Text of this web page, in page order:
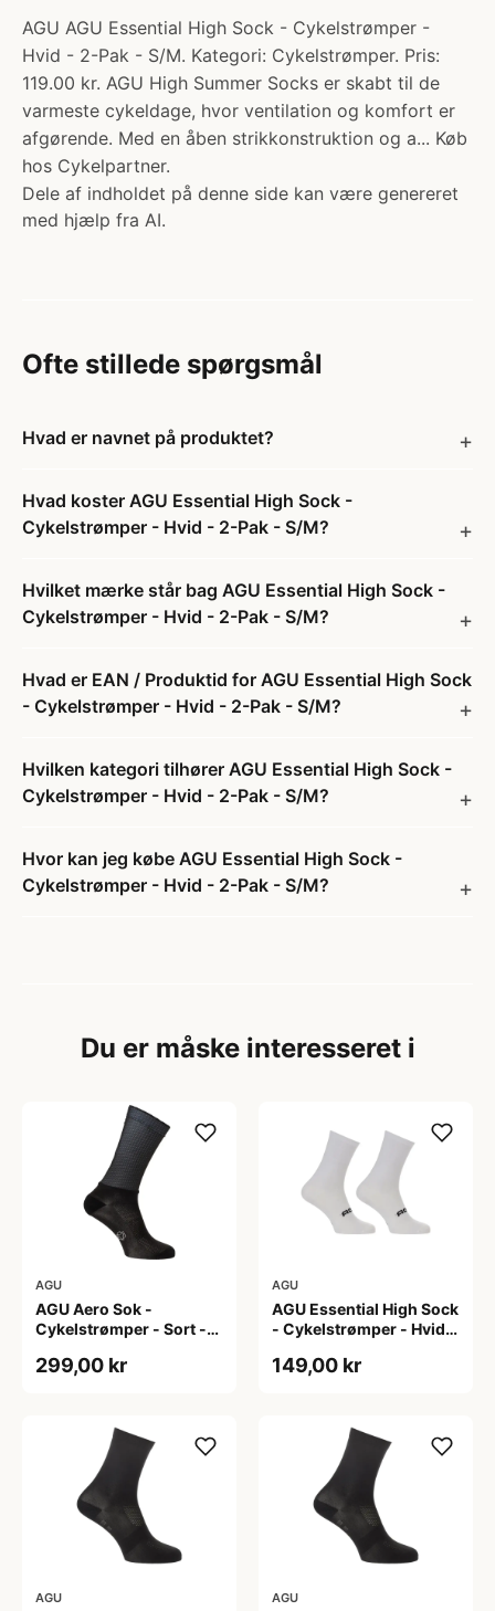
AGU AGU Essential High Sock - Cykelstrømper -
Hvid - 2-Pak - S/M. Kategori: Cykelstrømper. Pris:
119.00 kr. AGU High Summer Socks er skabt til de
varmeste cykeldage, hvor ventilation og komfort er
afgørende. Med en åben strikkonstruktion og a... Køb
hos Cykelpartner.
Dele af indholdet på denne side kan være genereret
med hjælp fra AI.
Ofte stillede spørgsmål
Hvad er navnet på produktet?
Hvad koster AGU Essential High Sock -
Cykelstrømper - Hvid - 2-Pak - S/M?
Hvilket mærke står bag AGU Essential High Sock -
Cykelstrømper - Hvid - 2-Pak - S/M?
Hvad er EAN / Produktid for AGU Essential High Sock
- Cykelstrømper - Hvid - 2-Pak - S/M?
Hvilken kategori tilhører AGU Essential High Sock -
Cykelstrømper - Hvid - 2-Pak - S/M?
Hvor kan jeg købe AGU Essential High Sock -
Cykelstrømper - Hvid - 2-Pak - S/M?
Du er måske interesseret i
AGU
AGU Aero Sok -
Cykelstrømper - Sort -
299,00 kr
AGU
AGU Essential High Sock
- Cykelstrømper - Hvid -
149,00 kr
AGU AGU